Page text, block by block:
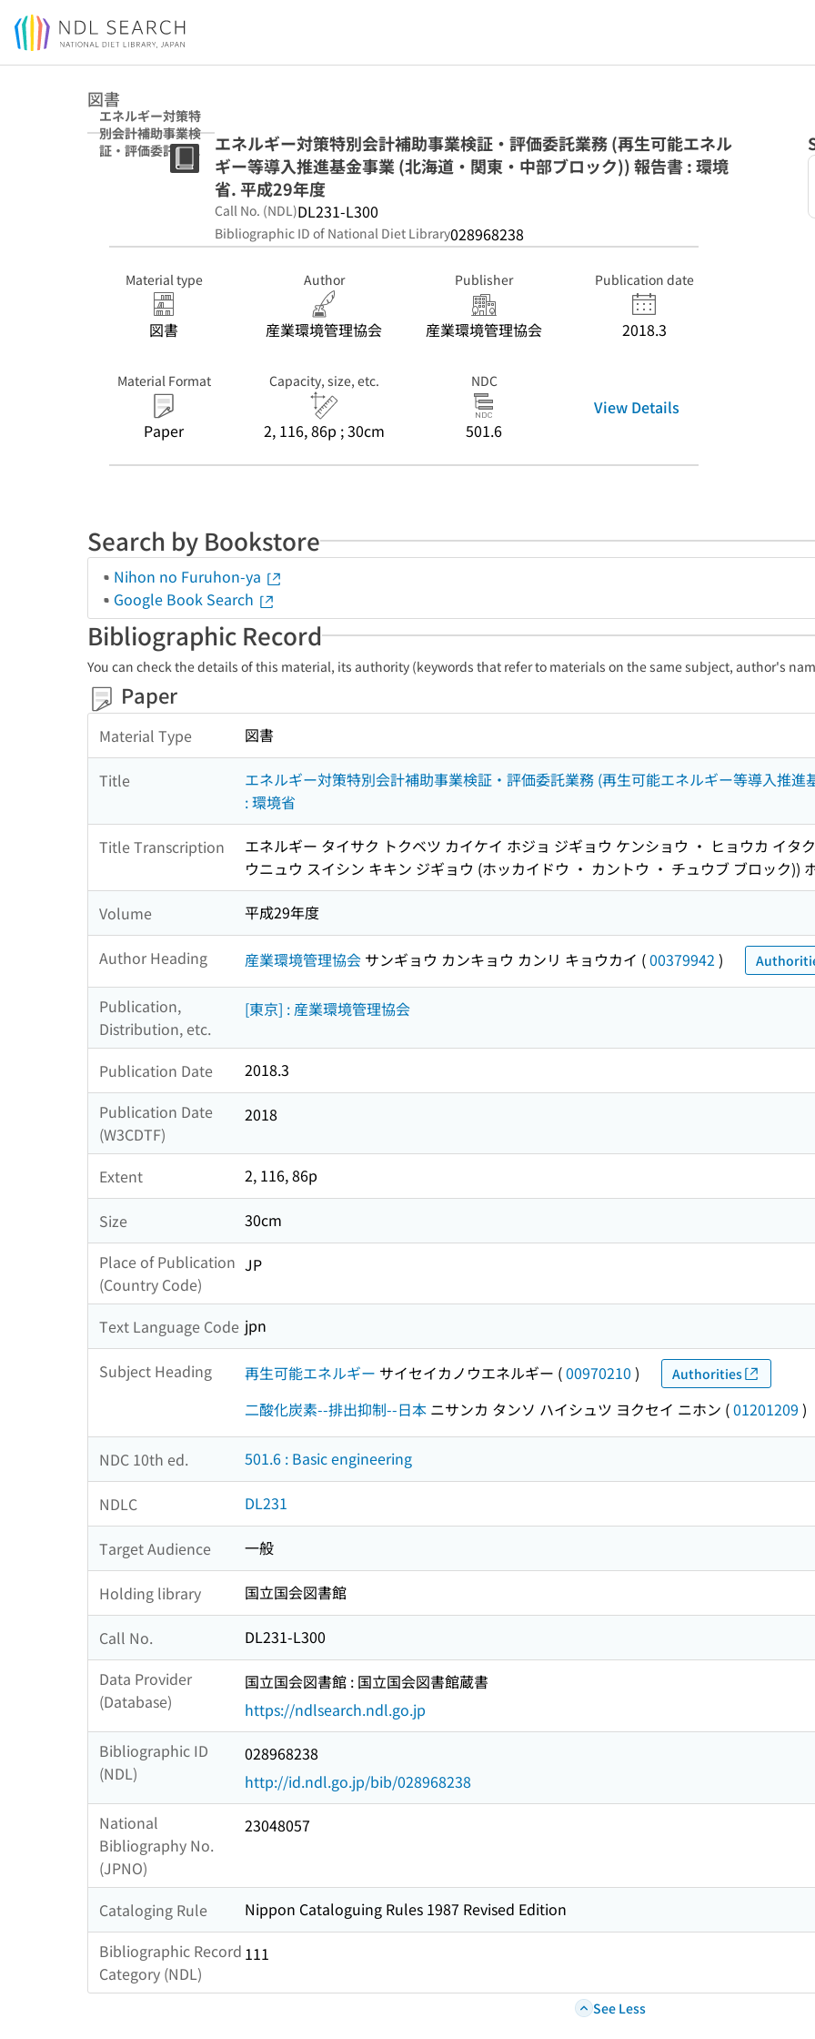
Jump to main content
図書
エネルギー対策特
別会計補助事業検
証・評価委託業務
(再生可能エネル
省 平成29年度
エネルギー対策特別会計補助事業検証・評価委託業務 (再生可能エネル
ギー等導入推進基金事業 (北海道・関東・中部ブロック)) 報告書 : 環境
省. 平成29年度
Call No. (NDL)DL231-L300
Bibliographic ID of National Diet Library028968238
Material type
図書
Author
産業環境管理協会
Publisher
産業環境管理協会
Publication date
2018.3
Material Format
Paper
Capacity, size, etc.
2, 116, 86p ; 30cm
NDC
501.6
View Details
Search by Bookstore
Nihon no Furuhon-ya
Google Book Search
Bibliographic Record
You can check the details of this material, its authority (keywords that refer to materials on the same subject, author's
Paper
Material Type 図書
Title
エネルギー対策特別会計補助事業検証・評価委託業務 (再生可能エネルギー等導入推
: 環境省
Title Transcription
エネルギー タイサク トクベツ カイケイ ホジョ ジギョウ ケンショウ ・ ヒョウカ イタ
ウニュウ スイシン キキン ジギョウ (ホッカイドウ ・ カントウ ・ チュウブ ブロック))
Volume 平成29年度
Author Heading 産業環境管理協会 サンギョウ カンキョウ カンリ キョウカイ (00379942 )
Publication,
Distribution, etc.
[東京] : 産業環境管理協会
Publication Date
2018.3
Publication Date
(W3CDTF)
2018
Extent 2, 116, 86p
Size
30cm
Place of Publication
(Country Code)
JP
Text Language Code jpn
Subject Heading 再生可能エネルギー サイセイカノウエネルギー (00970210 ) Authorities
二酸化炭素--排出抑制--日本 ニサンカ タンソ ハイシュツ ヨクセイ ニホン (01201209 )
NDC 10th ed. 501.6 : Basic engineering
NDLC DL231
Target Audience 一般
Holding library 国立国会図書館
Call No.
DL231-L300
Data Provider
(Database)
国立国会図書館 : 国立国会図書館蔵書
https://ndlsearch.ndl.go.jp
Bibliographic ID
(NDL)
028968238
http://id.ndl.go.jp/bib/028968238
National
Bibliography No.
(JPNO)
23048057
Cataloging Rule
Nippon Cataloguing Rules 1987 Revised Edition
Bibliographic Record
Category (NDL)
111
See Less